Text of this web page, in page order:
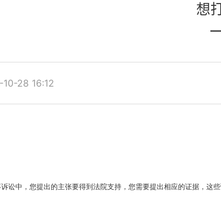
想
10-28 16:12
讼中，您提出的主张要得到法院支持，您需要提出相应的证据，这